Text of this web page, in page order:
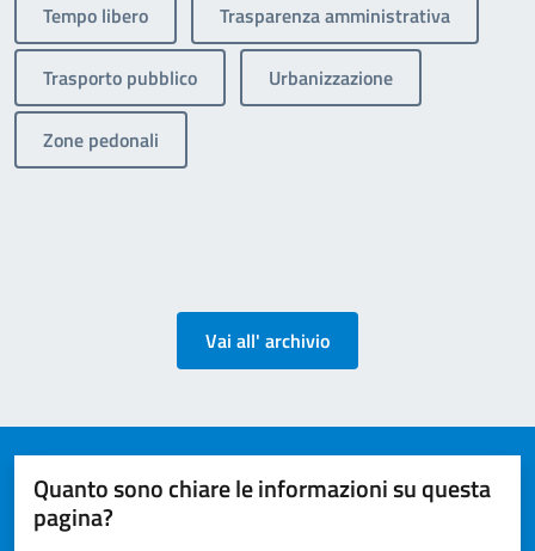
Tempo libero Trasparenza amministrativa
Trasporto pubblico Urbanizzazione
Zone pedonali
Vai all' archivio
Quanto sono chiare le informazioni su questa
pagina?